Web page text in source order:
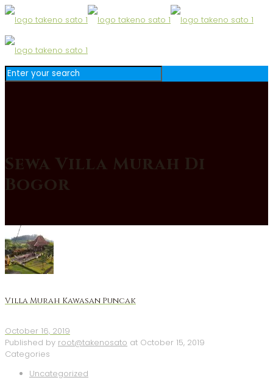
Sewa Villa Murah Di
Bogor
Villa Murah Kawasan Puncak
October 16, 2019
Published by root@takenosato at October 15, 2019
Categories
Uncategorized